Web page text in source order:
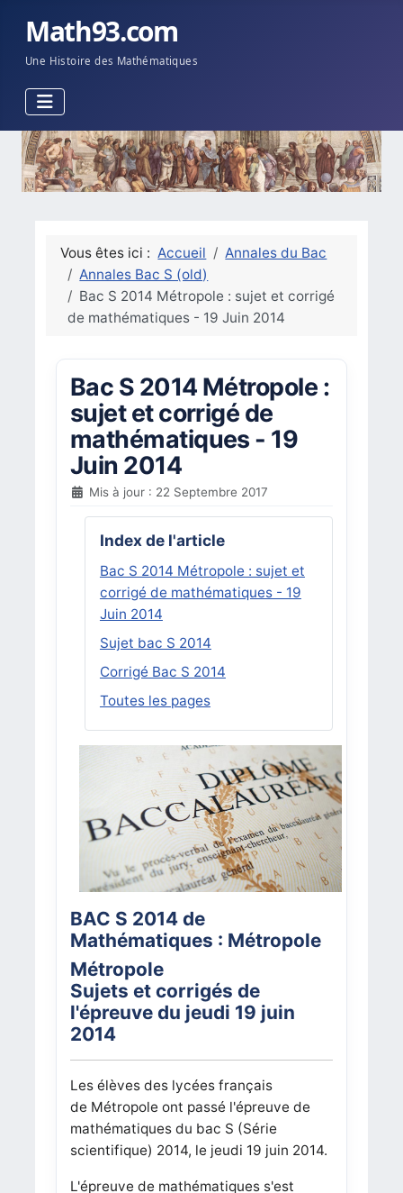
Math93.com
Une Histoire des Mathématiques
Vous êtes ici : Accueil
Annales du Bac
Annales Bac S (old)
Bac S 2014 Métropole : sujet et corrigé
de mathématiques - 19 Juin 2014
Bac S 2014 Métropole :
sujet et corrigé de
mathématiques - 19
Juin 2014
Mis à jour : 22 Septembre 2017
Index de l'article
Bac S 2014 Métropole : sujet et
corrigé de mathématiques - 19
Juin 2014
Sujet bac S 2014
Corrigé Bac S 2014
Toutes les pages
BAC S 2014 de
Mathématiques : Métropole
Métropole
Sujets et corrigés de
l'épreuve du jeudi 19 juin
2014
Les élèves des lycées français
de Métropole ont passé l'épreuve de
mathématiques du bac S (Série
scientifique) 2014, le jeudi 19 juin 2014.
L'épreuve de mathématiques s'est